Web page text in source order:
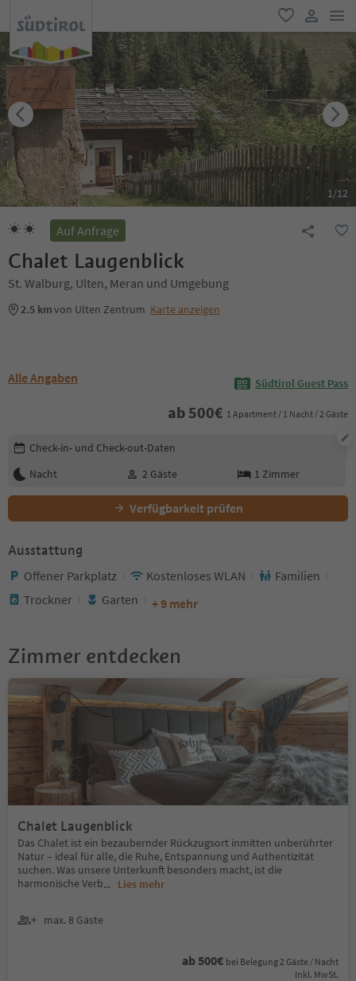
favorit
user link
1/12
Auf Anfrage
Chalet Laugenblick
St. Walburg, Ulten, Meran und Umgebung
2.5 kmvon Ulten Zentrum Karte anzeigen
Alle Angaben Südtirol Guest Pass
ab 500€ 1 Apartment / 1 Nacht / 2 Gäste
Buchungsdetails bearbeiten
Check-in- und Check-out-Daten
Nacht
2 Gäste 1 Zimmer
Verfügbarkeit prüfen
Ausstattung
Offener Parkplatz Kostenloses WLAN
Familien
Trockner
Garten + 9 mehr
Zimmer entdecken
Chalet Laugenblick
Das Chalet ist ein bezaubernder Rückzugsort inmitten unberührter
Natur – ideal für alle, die Ruhe, Entspannung und Authentizität
suchen. Was unsere Unterkunft besonders macht, ist die
harmonische Verb... Lies mehr
max. 8 Gäste
ab 500€ bei Belegung 2 Gäste / Nacht
Inkl. MwSt.